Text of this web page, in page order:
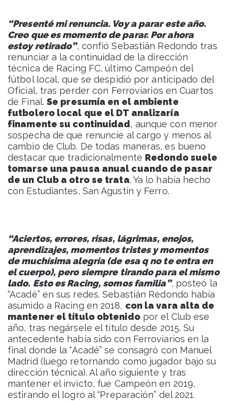
“Presenté mi renuncia. Voy a parar este año.
Creo que es momento de parar. Por ahora
estoy retirado”, confió Sebastián Redondo tras
renunciar a la continuidad de la dirección
técnica de Racing FC, último Campeón del
fútbol local, que se despidió por anticipado del
Oficial, tras perder con Ferroviarios en Cuartos
de Final. Se presumía en el ambiente
futbolero local que el DT analizaría
finamente su continuidad, aunque con menor
sospecha de que renuncie al cargo y menos al
cambio de Club. De todas maneras, es bueno
destacar que tradicionalmente Redondo suele
tomarse una pausa anual cuando de pasar
de un Club a otro se trata. Ya lo había hecho
con Estudiantes, San Agustín y Ferro.
“Aciertos, errores, risas, lágrimas, enojos,
aprendizajes, momentos tristes y momentos
de muchísima alegría (de esa q no te entra en
el cuerpo), pero siempre tirando para el mismo
lado. Esto es Racing, somos familia”, posteó la
“Acadé” en sus redes. Sebastián Redondo había
asumido a Racing en 2018, con la vara alta de
mantener el título obtenidopor el Club ese
año, tras negársele el título desde 2015. Su
antecedente había sido con Ferroviarios en la
final donde la “Acadé” se consagró con Manuel
Madrid (luego retornando como jugador bajo su
dirección técnica). Al año siguiente y tras
mantener el invicto, fue Campeón en 2019,
estirando el logro al “Preparación” del 2021.